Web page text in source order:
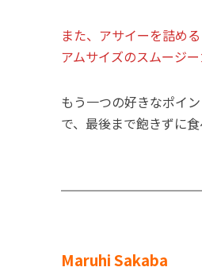
また、アサイーを詰め
アムサイズのスムージ
もう一つの好きなポイ
で、最後まで飽きずに
Maruhi Sakaba